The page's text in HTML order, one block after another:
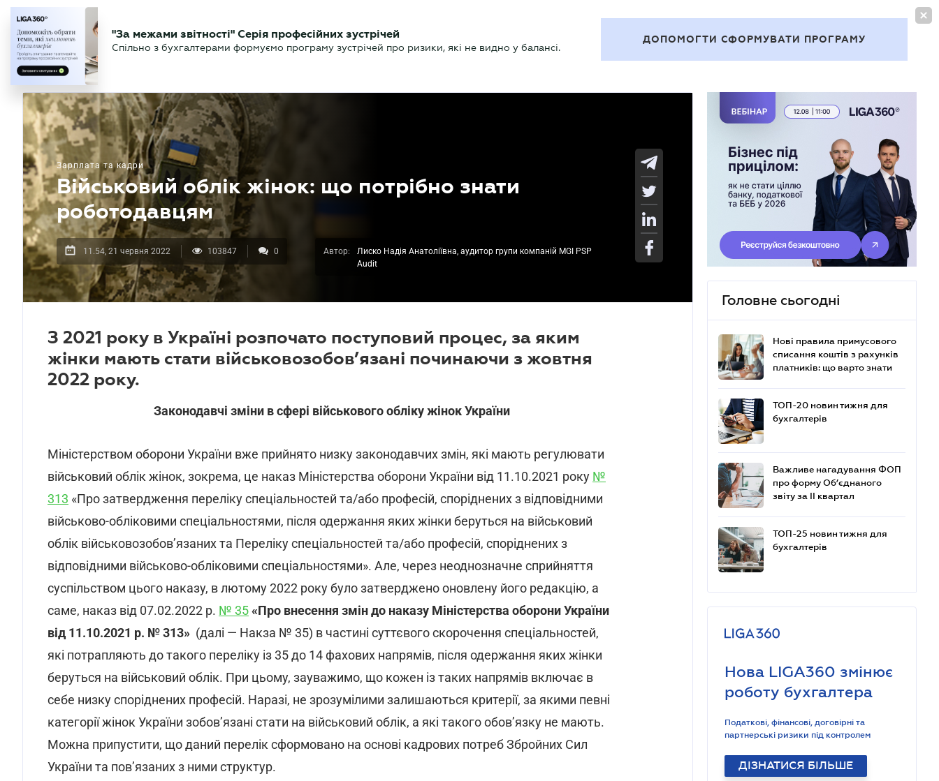
БУХГАЛТЕР Новини Аналітика Календар Актуально
"За межами звітності" Серія професійних зустрічей
Спільно з бухгалтерами формуємо програму зустрічей про ризики, які не видно у балансі.
ДОПОМОГТИ СФОРМУВАТИ ПРОГРАМУ
Зарплата та кадри
Військовий облік жінок: що потрібно знати
роботодавцям
11.54, 21 червня 2022 103847 0 Автор:
Лиско Надія Анатоліївна, аудитор групи компаній MGI PSP
Audit
З 2021 року в Україні розпочато поступовий процес, за яким
жінки мають стати військовозобов’язані починаючи з жовтня
2022 року.
Законодавчі зміни в сфері військового обліку жінок України
Міністерством оборони України вже прийнято низку законодавчих змін, які мають регулювати
військовий облік жінок, зокрема, це наказ Міністерства оборони України від 11.10.2021 року №
313 «Про затвердження переліку спеціальностей та/або професій, споріднених з відповідними
військово-обліковими спеціальностями, після одержання яких жінки беруться на військовий
облік військовозобов’язаних та Переліку спеціальностей та/або професій, споріднених з
відповідними військово-обліковими спеціальностями». Але, через неоднозначне сприйняття
суспільством цього наказу, в лютому 2022 року було затверджено оновлену його редакцію, а
саме, наказ від 07.02.2022 р. № 35«Про внесення змін до наказу Міністерства оборони України
від 11.10.2021 р. № 313» (далі — Накза № 35) в частині суттєвого скорочення спеціальностей,
які потрапляють до такого переліку із 35 до 14 фахових напрямів, після одержання яких жінки
беруться на військовий облік. При цьому, зауважимо, що кожен із таких напрямів включає в
себе низку споріднених професій. Наразі, не зрозумілими залишаються критерії, за якими певні
категорії жінок України зобов’язані стати на військовий облік, а які такого обов’язку не мають.
Можна припустити, що даний перелік сформовано на основі кадрових потреб Збройних Сил
України та пов’язаних з ними структур.
Головне сьогодні
Нові правила примусового
списання коштів з рахунків
платників: що варто знати
ТОП-20 новин тижня для
бухгалтерів
Важливе нагадування ФОП
про форму Об’єднаного
звіту за ІІ квартал
ТОП-25 новин тижня для
бухгалтерів
Нова LIGA360 змінює
роботу бухгалтера
Податкові, фінансові, договірні та
партнерські ризики під контролем
ДІЗНАТИСЯ БІЛЬШЕ